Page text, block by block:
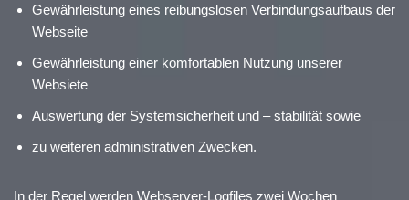
Gewährleistung eines reibungslosen Verbindungsaufbaus der
Webseite
Gewährleistung einer komfortablen Nutzung unserer
Websiete
Auswertung der Systemsicherheit und – stabilität sowie
zu weiteren administrativen Zwecken.
In der Regel werden Webserver-Logfiles zwei Wochen